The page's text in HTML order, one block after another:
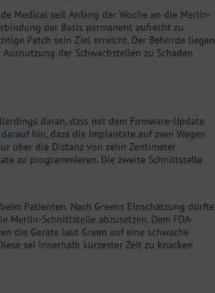
Medical seit Anfang der Woche an die Merlin-
der Basis permanent aufrecht zu
Patch sein Ziel erreicht. Der Behörde liegen
der Schwachstellen zu Schaden
daran, dass mit dem Firmware-Update
hin, dass die Implantate auf zwei Wegen
über die Distanz von zehn Zentimeter
zu programmieren. Die zweite Schnittstelle
Patienten. Nach Greens Einschätzung dürfte
Merlin-Schnittstelle abzusetzen. Dem FDA-
die Geräte laut Green auf eine schwache
sei innerhalb kürzester Zeit zu knacken